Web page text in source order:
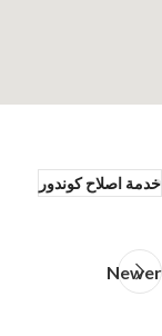
خدمة اصلاح كوندور
Newer